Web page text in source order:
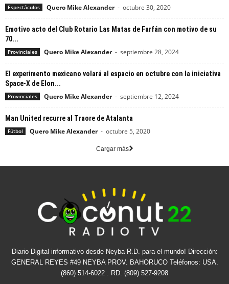
Espectáculos Quero Mike Alexander - octubre 30, 2020
Emotivo acto del Club Rotario Las Matas de Farfán con motivo de su
70...
Provinciales Quero Mike Alexander - septiembre 28, 2024
El experimento mexicano volará al espacio en octubre con la iniciativa
Space-X de Elon...
Provinciales Quero Mike Alexander - septiembre 12, 2024
Man United recurre al Traore de Atalanta
Fútbol Quero Mike Alexander - octubre 5, 2020
Cargar más
Diario Digital informativo desde Neyba R.D. para el mundo! Dirección:
GENERAL REYES #49 NEYBA PROV. BAHORUCO Teléfonos: USA.
(860) 514-6022 . RD. (809) 527-9208